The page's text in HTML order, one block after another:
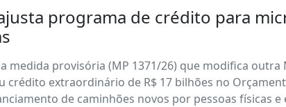
programa de crédito para
medida provisória (MP 1371/26) que modifica outra
crédito extraordinário de R$ 17 bilhões no
de caminhões novos por pessoas físicas e